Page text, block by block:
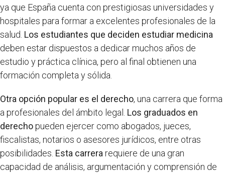
ya que España cuenta con prestigiosas universidades y
hospitales para formar a excelentes profesionales de la
salud. Los estudiantes que deciden estudiar medicina
deben estar dispuestos a dedicar muchos años de
estudio y práctica clínica, pero al final obtienen una
formación completa y sólida.
Otra opción popular es el derecho, una carrera que forma
a profesionales del ámbito legal. Los graduados en
derechopueden ejercer como abogados, jueces,
fiscalistas, notarios o asesores jurídicos, entre otras
posibilidades. Esta carrerarequiere de una gran
capacidad de análisis, argumentación y comprensión de